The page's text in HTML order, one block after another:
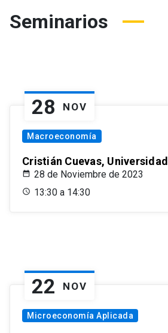
Seminarios
28 NOV
Macroeconomía
Cristián Cuevas,
28 de Noviembre de 2023
13:30 a 14:30
22 NOV
Microeconomía Aplicada